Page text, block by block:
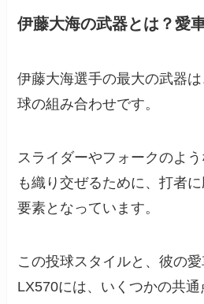
伊藤大海の武器とは？愛
伊藤大海選手の最大の武器
球の組み合わせです。
スライダーやフォークのよ
も織り交ぜるために、打者
要素となっています。
この投球スタイルと、彼の
LX570には、いくつかの共通